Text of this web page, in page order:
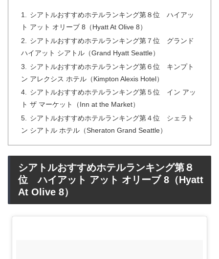
シアトルおすすめホテルランキング第８位 ハイアッ
ト アット オリーブ 8（Hyatt At Olive 8）
シアトルおすすめホテルランキング第７位 グランド
ハイアット シアトル（Grand Hyatt Seattle）
シアトルおすすめホテルランキング第６位 キンプト
ン アレクシス ホテル（Kimpton Alexis Hotel）
シアトルおすすめホテルランキング第５位 イン アッ
ト ザ マーケット（Inn at the Market）
シアトルおすすめホテルランキング第４位 シェラト
ン シアトル ホテル（Sheraton Grand Seattle）
シアトルおすすめホテルランキング第８
位 ハイアット アット オリーブ 8（Hyatt
At Olive 8）